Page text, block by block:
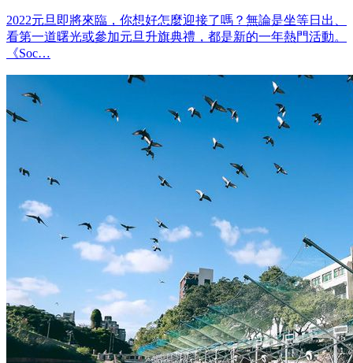
2022元旦即將來臨，你想好怎麼迎接了嗎？無論是坐等日出、
看第一道曙光或參加元旦升旗典禮，都是新的一年熱門活動。
《Soc…